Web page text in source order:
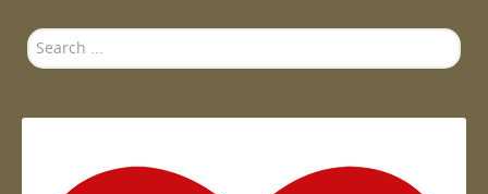
Search
...